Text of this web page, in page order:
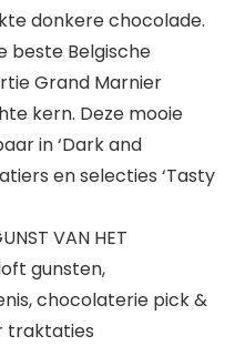
donkere chocolade.
beste Belgische
Grand Marnier
kern. Deze mooie
in ‘Dark and
en selecties ‘Tasty
VAN HET
gunsten,
chocolaterie pick &
traktaties